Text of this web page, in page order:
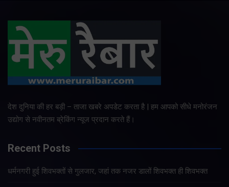
देश दुनिया की हर बड़ी – ताजा खबरे अपडेट करता है | हम आपको सीधे मनोरंजन
उद्योग से नवीनतम ब्रेकिंग न्यूज प्रदान करते हैं।
Recent Posts
धर्मनगरी हुई शिवभक्तों से गुलजार, जहां तक नजर डालों शिवभक्त ही शिवभक्त